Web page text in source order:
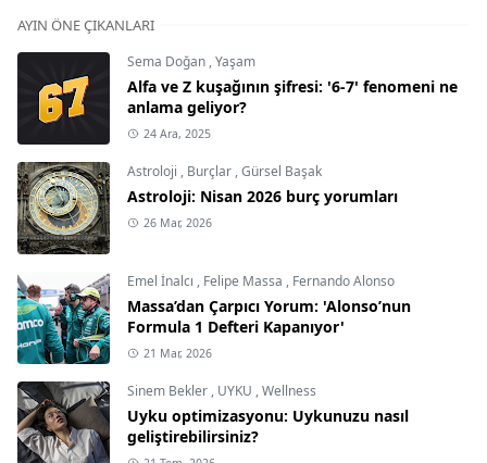
AYIN ÖNE ÇIKANLARI
Sema Doğan ,Yaşam
Alfa ve Z kuşağının şifresi: '6-7' fenomeni ne
anlama geliyor?
24 Ara, 2025
Astroloji , Burçlar ,Gürsel Başak
Astroloji: Nisan 2026 burç yorumları
26 Mar, 2026
Emel İnalcı , Felipe Massa , Fernando Alonso
Massa’dan Çarpıcı Yorum: 'Alonso’nun
Formula 1 Defteri Kapanıyor'
21 Mar, 2026
Sinem Bekler , UYKU ,Wellness
Uyku optimizasyonu: Uykunuzu nasıl
geliştirebilirsiniz?